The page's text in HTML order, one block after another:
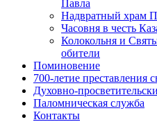
Павла
Надвратный храм
Часовня в честь
Колокольня и
обители
Поминовение
700-летие преставления
Духовно-
Паломническая служба
Контакты